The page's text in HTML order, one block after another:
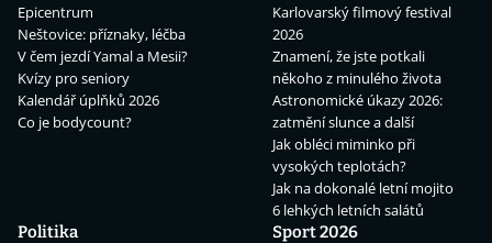
Epicentrum
Neštovice: příznaky, léčba
V čem jezdí Yamal a Mesii?
Kvízy pro seniory
Kalendář úplňků 2026
Co je bodycount?
Karlovarský filmový festival
2026
Znamení, že jste potkali
někoho z minulého života
Astronomické úkazy 2026:
zatmění slunce a další
Jak obléci miminko při
vysokých teplotách?
Jak na dokonalé letní mojito
6 lehkých letních salátů
Politika
Sport 2026